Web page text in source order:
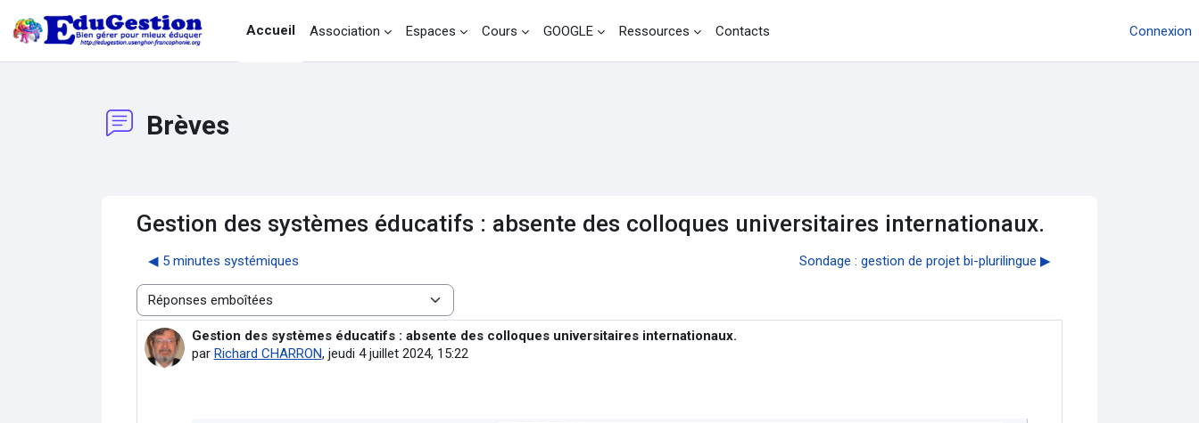
Accueil
Association Espaces Cours GOOGLE Ressources Contacts Connexion
Brèves
Gestion des systèmes éducatifs : absente des colloques universitaires internationaux.
◀︎ 5 minutes systémiques Sondage : gestion de projet bi-plurilingue ▶︎
Type d’affichage
Gestion des systèmes éducatifs : absente des colloques universitaires internationaux.
par Richard CHARRON, jeudi 4 juillet 2024, 15:22
Nombre de réponses : 0